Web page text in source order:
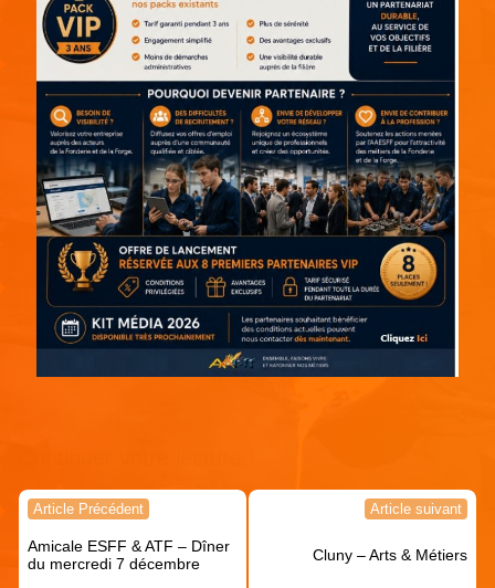
Navigation
l’article
Article Précédent
Amicale ESFF & ATF – Dîner
du mercredi 7 décembre
Article suivant
Cluny – Arts & Métiers